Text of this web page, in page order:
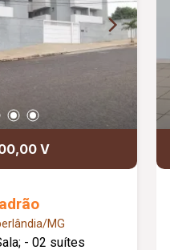
V
MG
- 02 suítes